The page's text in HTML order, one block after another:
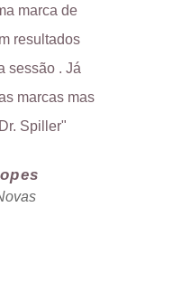
marca de
resultados
sessão . Já
marcas mas
Spiller"